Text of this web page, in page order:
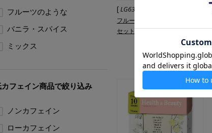
[LG635
フルーツティー ジュテーム 6種
セット
1,450円
フルーツのような
バニラ・スパイス
ミックス
フェイン商品で絞り込み
ノンカフェイン
ローカフェイン